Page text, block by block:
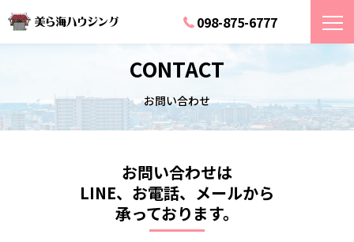
098-875-6777
CONTACT
お問い合わせ
お問い合わせは
LINE、お電話、メールから
承っております。